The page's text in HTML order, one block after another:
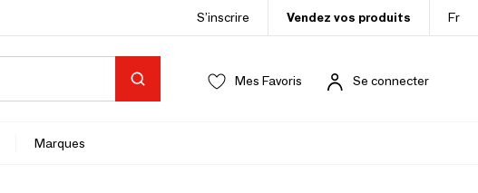
S’inscrire Vendez vos produits Fr
Mes Favoris Se connecter
Marques